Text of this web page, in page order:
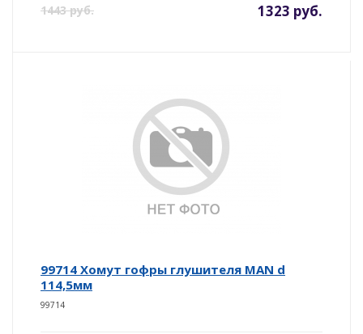
1443 руб. 1323 руб.
99714 Хомут гофры глушителя MAN d
114,5мм
99714